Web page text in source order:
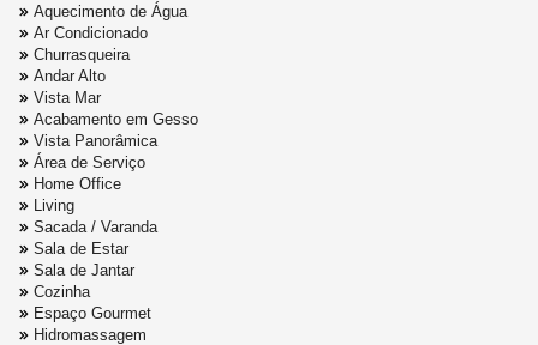
Aquecimento de Água
Ar Condicionado
Churrasqueira
Andar Alto
Vista Mar
Acabamento em Gesso
Vista Panorâmica
Área de Serviço
Home Office
Living
Sacada / Varanda
Sala de Estar
Sala de Jantar
Cozinha
Espaço Gourmet
Hidromassagem